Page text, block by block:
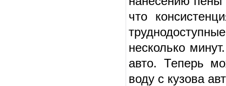
что
несколько
авто. Теперь
воду с кузова